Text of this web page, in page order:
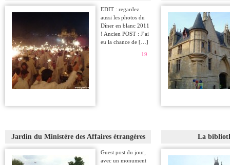
EDIT : regardez
aussi les photos du
Dîner en blanc 2011
! Ancien POST : J’ai
eu la chance de […]
19
Jardin du Ministère des Affaires étrangères
Guest post du jour,
avec un monument
La